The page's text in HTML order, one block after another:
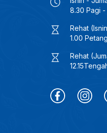
8.30 Pagi
Rehat
1.00
Rehat